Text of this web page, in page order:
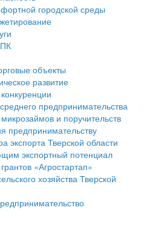
Тверской области
муниципального округа
территориями
граждан
регламентов
ранее учтенных
субъектов малого и
субъектов малого и
городской среды
объекты
развитие
предпринимательства
и поручительств
предпринимательству
экспорта Тверской области
экспортный потенциал
«Агростартап»
хозяйства Тверской